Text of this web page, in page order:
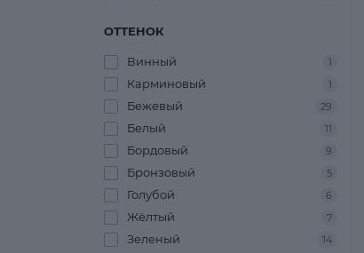
ОТТЕНОК
Винный 1
Карминовый 1
Бежевый 29
Белый 11
Бордовый 9
Бронзовый 5
Голубой 6
Жёлтый 7
Зеленый 14